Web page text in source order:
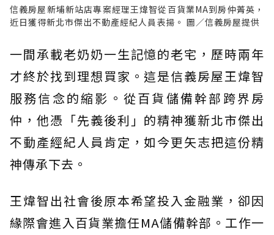
信義房屋新埔新站店專案經理王煒智從百貨業MA到房仲菁英，
近日獲得新北市傑出不動產經紀人員表揚。 圖／信義房屋提供
一間承載老奶奶一生記憶的老宅，歷時兩年
才終於找到理想買家。這是信義房屋王煒智
服務信念的縮影。從百貨儲備幹部跨界房
仲，他憑「先義後利」的精神獲新北市傑出
不動產經紀人員肯定，如今更矢志把這份精
神傳承下去。
王煒智出社會後原本希望投入金融業，卻因
緣際會進入百貨業擔任MA儲備幹部。工作一